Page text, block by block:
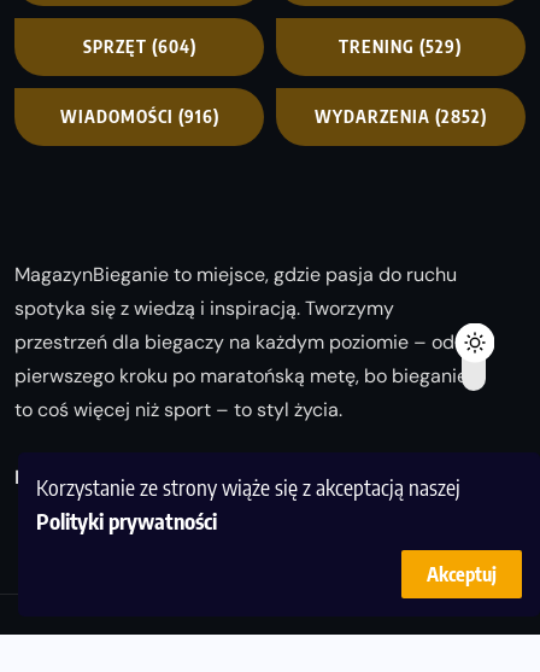
Korzystanie ze strony wiąże się z akceptacją naszej
Polityki prywatności
Akceptuj
SPRZĘT (604) TRENING (529)
WIADOMOŚCI (916) WYDARZENIA (2852)
MagazynBieganie to miejsce, gdzie pasja do ruchu
spotyka się z wiedzą i inspiracją. Tworzymy
przestrzeń dla biegaczy na każdym poziomie – od
pierwszego kroku po maratońską metę, bo bieganie
to coś więcej niż sport – to styl życia.
Biegaj z nami i odkrywaj swoją najlepszą wersję!